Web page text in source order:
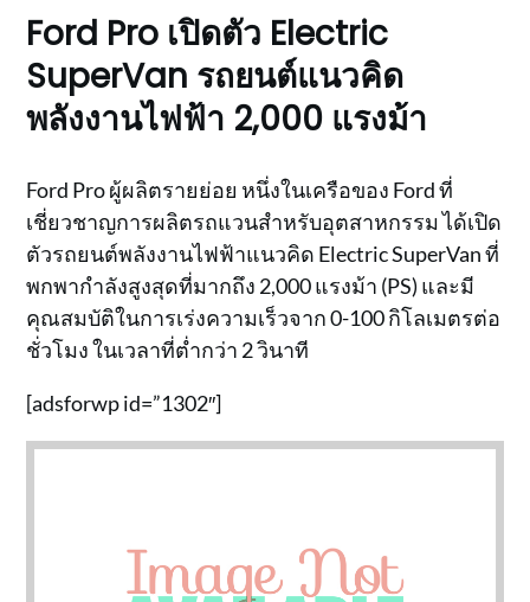
Ford Pro เปิดตัว Electric
SuperVan รถยนต์แนวคิด
พลังงานไฟฟ้า 2,000 แรงม้า
Ford Pro ผู้ผลิตรายย่อย หนึ่งในเครือของ Ford ที่
เชี่ยวชาญการผลิตรถแวนสำหรับอุตสาหกรรม ได้เปิด
ตัวรถยนต์พลังงานไฟฟ้าแนวคิด Electric SuperVan ที่
พกพากำลังสูงสุดที่มากถึง 2,000 แรงม้า (PS) และมี
คุณสมบัติในการเร่งความเร็วจาก 0-100 กิโลเมตรต่อ
ชั่วโมง ในเวลาที่ต่ำกว่า 2 วินาที
[adsforwp id=”1302″]